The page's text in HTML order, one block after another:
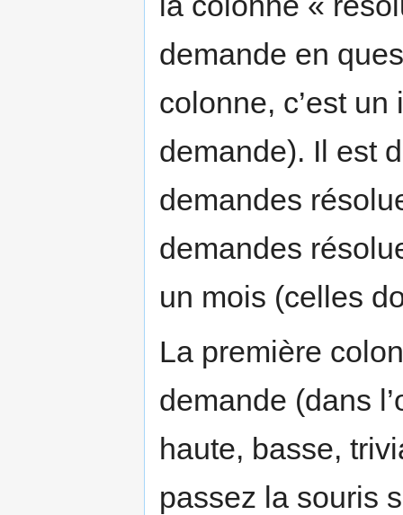
demande en
colonne, c’est
demande). Il est
demandes
demandes
un mois (celles
La première
demande (dans
haute, basse,
passez la souris